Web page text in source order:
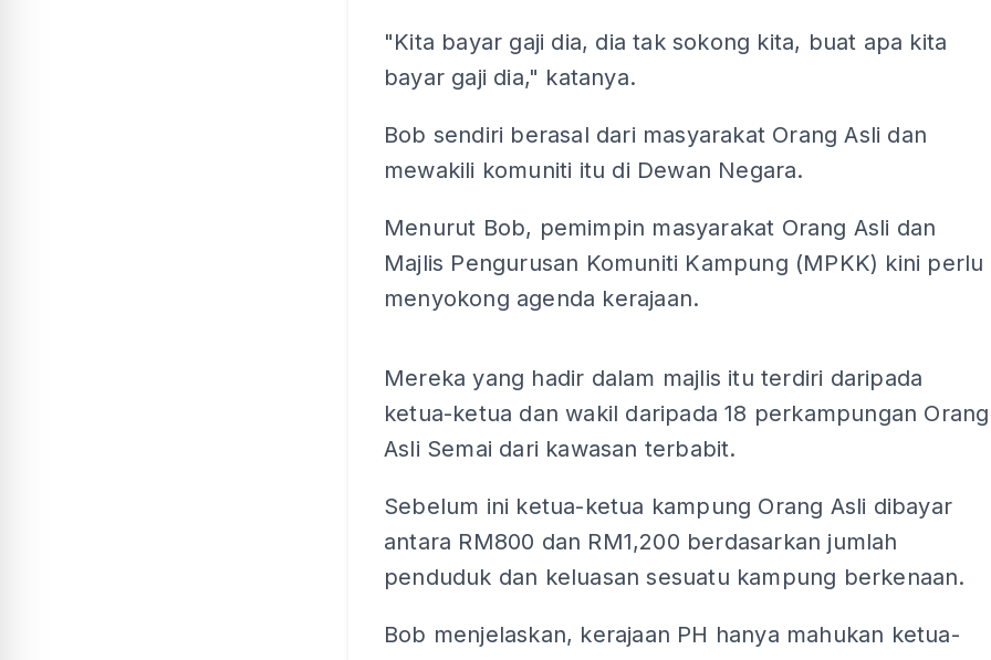
"Kita bayar gaji dia, dia tak sokong kita, buat apa kita
bayar gaji dia," katanya.
Bob sendiri berasal dari masyarakat Orang Asli dan
mewakili komuniti itu di Dewan Negara.
Menurut Bob, pemimpin masyarakat Orang Asli dan
Majlis Pengurusan Komuniti Kampung (MPKK) kini perlu
menyokong agenda kerajaan.
Mereka yang hadir dalam majlis itu terdiri daripada
ketua-ketua dan wakil daripada 18 perkampungan Orang
Asli Semai dari kawasan terbabit.
Sebelum ini ketua-ketua kampung Orang Asli dibayar
antara RM800 dan RM1,200 berdasarkan jumlah
penduduk dan keluasan sesuatu kampung berkenaan.
Bob menjelaskan, kerajaan PH hanya mahukan ketua-